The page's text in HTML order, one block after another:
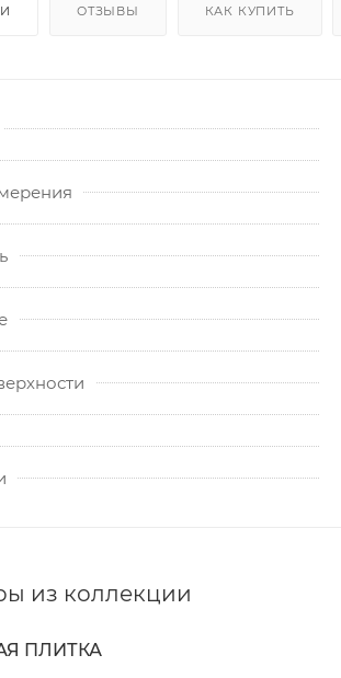
ОТЗЫВЫ КАК КУПИТЬ
из коллекции
ПЛИТКА